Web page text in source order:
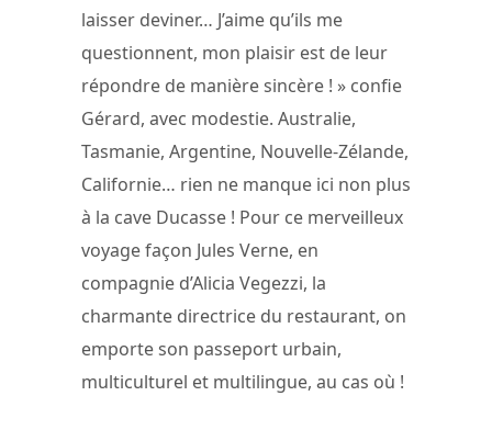
laisser deviner… J’aime qu’ils me
questionnent, mon plaisir est de leur
répondre de manière sincère ! » confie
Gérard, avec modestie. Australie,
Tasmanie, Argentine, Nouvelle-Zélande,
Californie… rien ne manque ici non plus
à la cave Ducasse ! Pour ce merveilleux
voyage façon Jules Verne, en
compagnie d’Alicia Vegezzi, la
charmante directrice du restaurant, on
emporte son passeport urbain,
multiculturel et multilingue, au cas où !